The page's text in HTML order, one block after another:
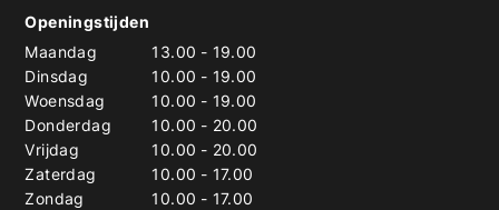
Openingstijden
Maandag
13.00 - 19.00
Dinsdag
10.00 - 19.00
Woensdag
10.00 - 19.00
Donderdag
10.00 - 20.00
Vrijdag
10.00 - 20.00
Zaterdag
10.00 - 17.00
Zondag
10.00 - 17.00